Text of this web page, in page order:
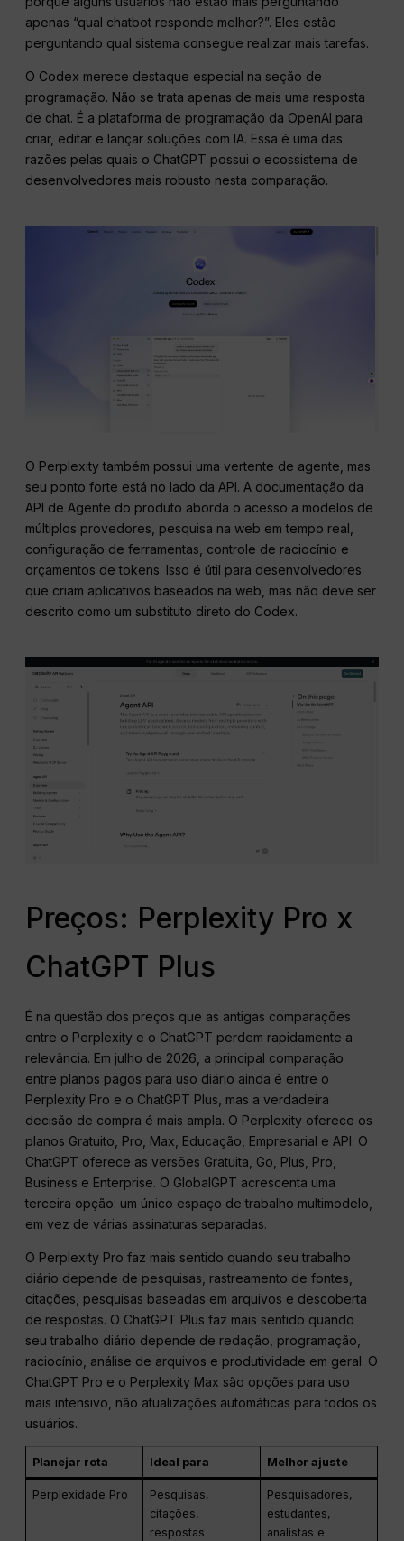
apenas “qual chatbot responde melhor?”. Eles estão
perguntando qual sistema consegue realizar mais tarefas.
O Codex merece destaque especial na seção de
programação. Não se trata apenas de mais uma resposta
de chat. É a plataforma de programação da OpenAI para
criar, editar e lançar soluções com IA. Essa é uma das
razões pelas quais o ChatGPT possui o ecossistema de
desenvolvedores mais robusto nesta comparação.
O Perplexity também possui uma vertente de agente, mas
seu ponto forte está no lado da API. A documentação da
API de Agente do produto aborda o acesso a modelos de
múltiplos provedores, pesquisa na web em tempo real,
configuração de ferramentas, controle de raciocínio e
orçamentos de tokens. Isso é útil para desenvolvedores
que criam aplicativos baseados na web, mas não deve ser
descrito como um substituto direto do Codex.
Preços: Perplexity Pro x
ChatGPT Plus
É na questão dos preços que as antigas comparações
entre o Perplexity e o ChatGPT perdem rapidamente a
relevância. Em julho de 2026, a principal comparação
entre planos pagos para uso diário ainda é entre o
Perplexity Pro e o ChatGPT Plus, mas a verdadeira
decisão de compra é mais ampla. O Perplexity oferece os
planos Gratuito, Pro, Max, Educação, Empresarial e API. O
ChatGPT oferece as versões Gratuita, Go, Plus, Pro,
Business e Enterprise. O GlobalGPT acrescenta uma
terceira opção: um único espaço de trabalho multimodelo,
em vez de várias assinaturas separadas.
O Perplexity Pro faz mais sentido quando seu trabalho
diário depende de pesquisas, rastreamento de fontes,
citações, pesquisas baseadas em arquivos e descoberta
de respostas. O ChatGPT Plus faz mais sentido quando
seu trabalho diário depende de redação, programação,
raciocínio, análise de arquivos e produtividade em geral. O
ChatGPT Pro e o Perplexity Max são opções para uso
mais intensivo, não atualizações automáticas para todos os
usuários.
Planejar rota Ideal para Melhor ajuste
Perplexidade Pro
Pesquisas,
citações,
respostas
Pesquisadores,
estudantes,
analistas e